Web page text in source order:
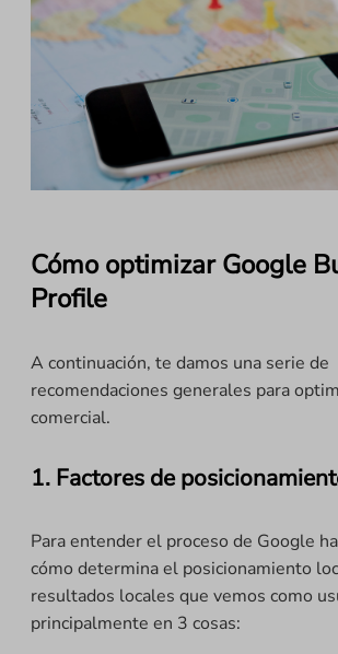
Cómo optimizar Google
Profile
A continuación, te damos una serie de
recomendaciones generales para
comercial.
1. Factores de
Para entender el proceso de Google
cómo determina el posicionamiento
resultados locales que vemos como
principalmente en 3 cosas: